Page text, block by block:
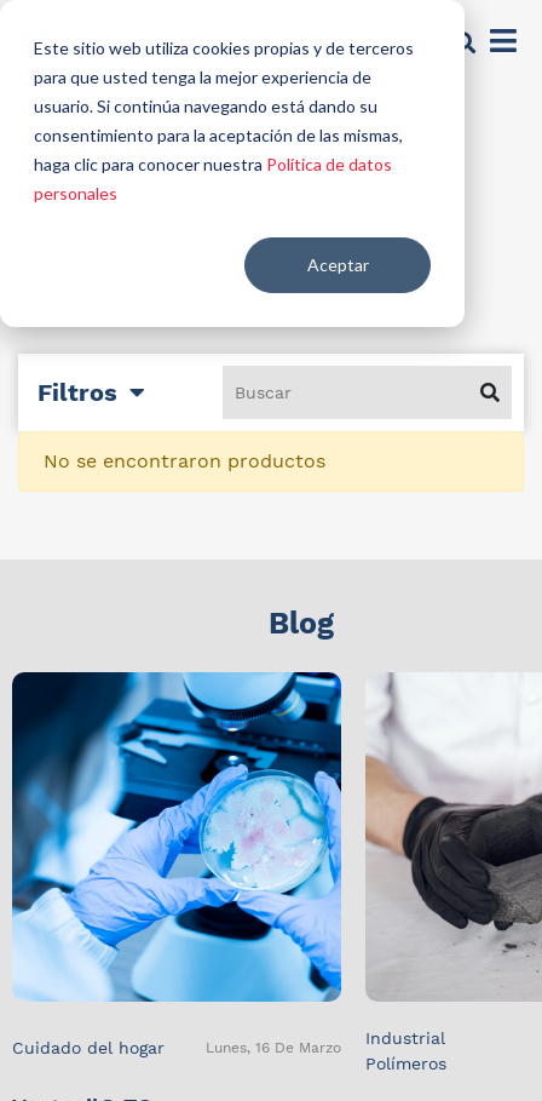
Este sitio web utiliza cookies propias y de terceros
para que usted tenga la mejor experiencia de
usuario. Si continúa navegando está dando su
consentimiento para la aceptación de las mismas,
haga clic para conocer nuestra Política de datos
personales
Aceptar
Secuestrantes
Filtros
No se encontraron productos
Blog
Cuidado del hogar Lunes, 16 De Marzo
Industrial
Polímeros